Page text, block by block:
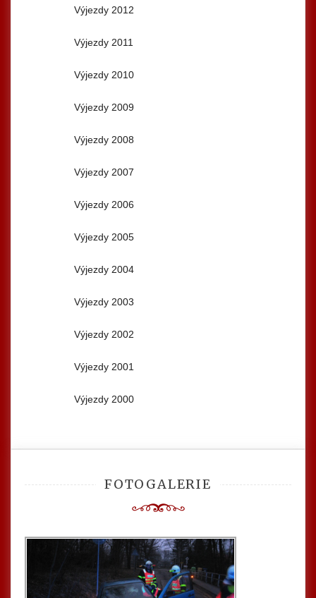
Výjezdy 2012
Výjezdy 2011
Výjezdy 2010
Výjezdy 2009
Výjezdy 2008
Výjezdy 2007
Výjezdy 2006
Výjezdy 2005
Výjezdy 2004
Výjezdy 2003
Výjezdy 2002
Výjezdy 2001
Výjezdy 2000
FOTOGALERIE